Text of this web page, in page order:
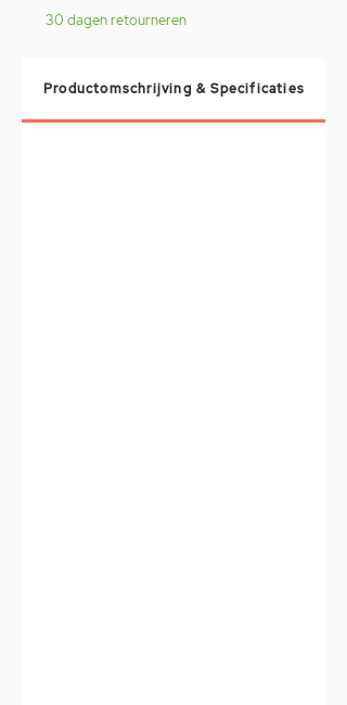
30 dagen retourneren
Productomschrijving & Specificaties